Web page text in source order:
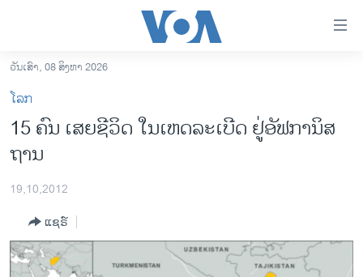
ເຂົ້າ
ຫາ
ຂ້າມ
ຂ້າມ
ຫາ
ຂ່າວ​ຈີນ
ໂລກ
ເອເຊຍ
ວັນເສົາ, 08 ສິງຫາ 2026
ໂລກ
15 ຄົນ ເສຍຊີວິດ ໃນເຫດລະເບີດ ຢູ່ອັຟການິສ
ຖານ
19,10,2012
ແຊຣ໌